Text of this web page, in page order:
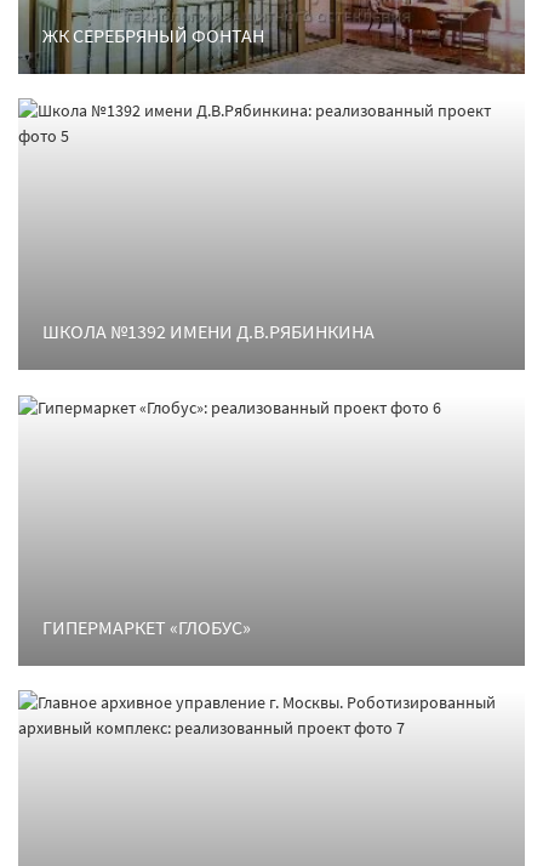
ЖК СЕРЕБРЯНЫЙ ФОНТАН
ШКОЛА №1392 ИМЕНИ Д.В.РЯБИНКИНА
ГИПЕРМАРКЕТ «ГЛОБУС»